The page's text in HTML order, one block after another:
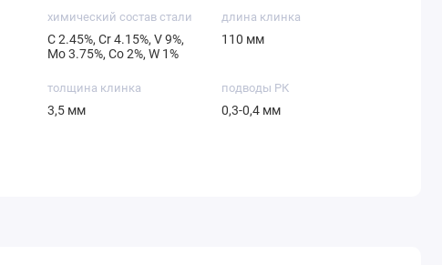
химический состав стали
С 2.45%, Cr 4.15%, V 9%,
Mo 3.75%, Со 2%, W 1%
длина клинка
110 мм
толщина клинка
3,5 мм
подводы РК
0,3-0,4 мм